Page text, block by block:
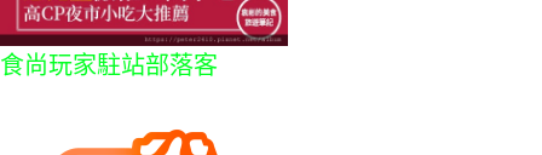
食尚玩家駐站部落客